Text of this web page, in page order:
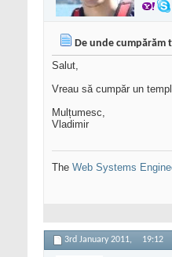
De unde cumpărăm
Salut,
Vreau să cumpăr un
Mulțumesc,
Vladimir
The Web Systems
3rd January 2011, 19:12